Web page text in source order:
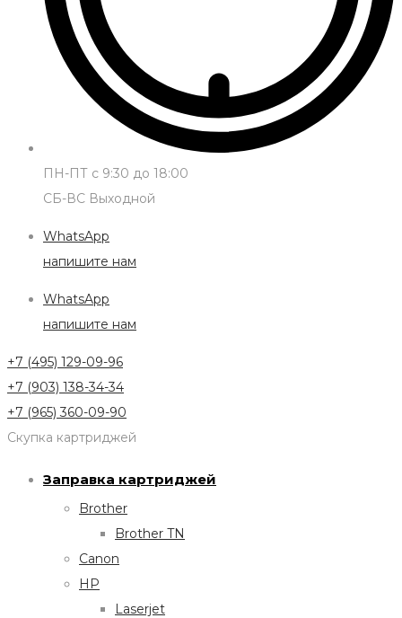
ПН-ПТ с 9:30 до 18:00
СБ-ВС Выходной
WhatsApp
напишите нам
WhatsApp
напишите нам
+7 (495) 129-09-96
+7 (903) 138-34-34
+7 (965) 360-09-90
Скупка картриджей
Заправка картриджей
Brother
Brother TN
Canon
HP
Laserjet